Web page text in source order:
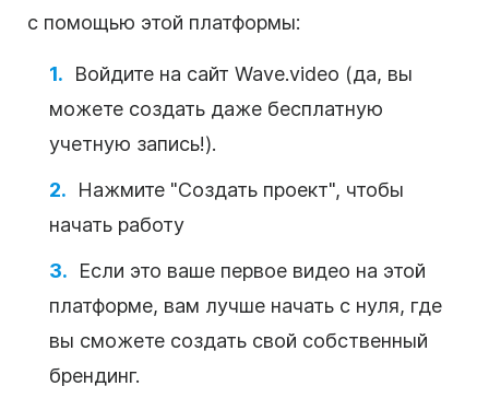
с помощью этой платформы:
Войдите на сайт Wave.video (да, вы
можете создать даже бесплатную
учетную запись!).
Нажмите "Создать проект", чтобы
начать работу
Если это ваше первое видео на этой
платформе, вам лучше начать с нуля, где
вы сможете создать свой собственный
брендинг.